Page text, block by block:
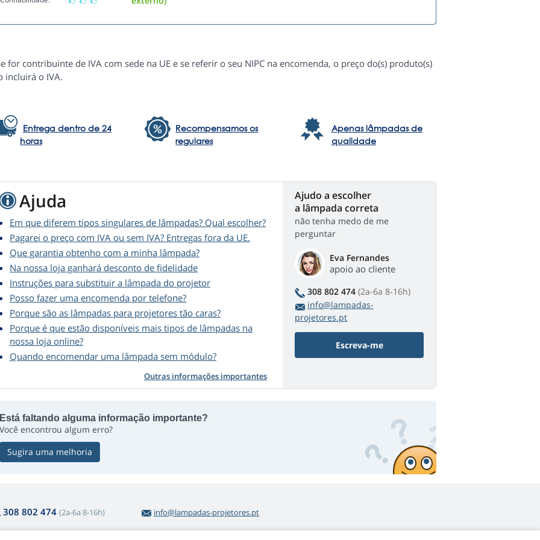
for contribuinte de IVA com sede na UE e se referir o seu NIPC na encomenda, o preço do(s) produto(s)
incluirá o IVA.
Entrega dentro de 24
horas
Recompensamos os
regulares
Apenas lâmpadas de
qualidade
Ajuda
Em que diferem tipos singulares de lâmpadas? Qual escolher?
Pagarei o preço com IVA ou sem IVA? Entregas fora da UE.
Que garantia obtenho com a minha lâmpada?
Na nossa loja ganhará desconto de fidelidade
Instruções para substituir a lâmpada do projetor
Posso fazer uma encomenda por telefone?
Porque são as lâmpadas para projetores tão caras?
Porque é que estão disponíveis mais tipos de lâmpadas na
nossa loja online?
Quando encomendar uma lâmpada sem módulo?
Outras informações importantes
Ajudo a escolher
a lâmpada correta
não tenha medo de me
perguntar
Eva Fernandes
apoio ao cliente
308 802 474 (2a-6a 8-16h)
info@lampadas-
projetores.pt
Escreva-me
Está faltando alguma informação importante?
Você encontrou algum erro?
Sugira uma melhoria
308 802 474 (2a-6a 8-16h) info@lampadas-projetores.pt